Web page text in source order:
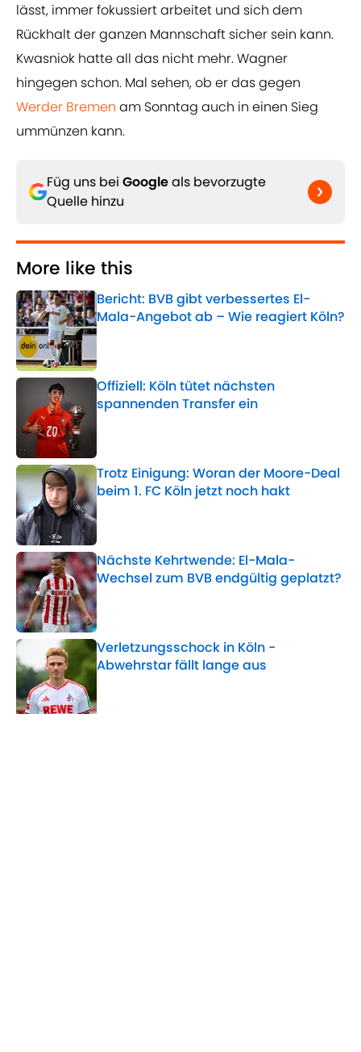
lässt, immer fokussiert arbeitet und sich dem
Rückhalt der ganzen Mannschaft sicher sein kann.
Kwasniok hatte all das nicht mehr. Wagner
hingegen schon. Mal sehen, ob er das gegen
Werder Bremen am Sonntag auch in einen Sieg
ummünzen kann.
Füg uns bei Googleals bevorzugte
Quelle hinzu
More like this
Bericht: BVB gibt verbessertes El-
Mala-Angebot ab – Wie reagiert Köln?
Published by on Invalid Date
Offiziell: Köln tütet nächsten
spannenden Transfer ein
Trotz Einigung: Woran der Moore-Deal
beim 1. FC Köln jetzt noch hakt
Published by on Invalid Date
Nächste Kehrtwende: El-Mala-
Wechsel zum BVB endgültig geplatzt?
Published by on Invalid Date
Verletzungsschock in Köln -
Abwehrstar fällt lange aus